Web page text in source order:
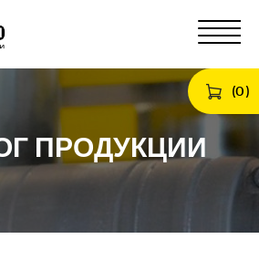
(0)
ПРОДУКЦИИ